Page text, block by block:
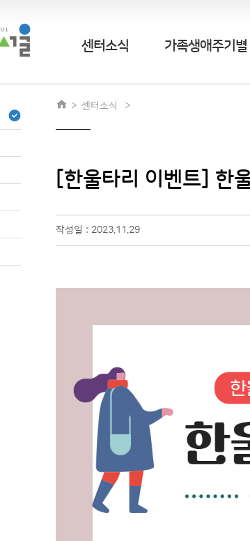
센터소식 가족생애주기
센터소식
[한울타리 이벤트] 한
작성일 : 2023.11.29